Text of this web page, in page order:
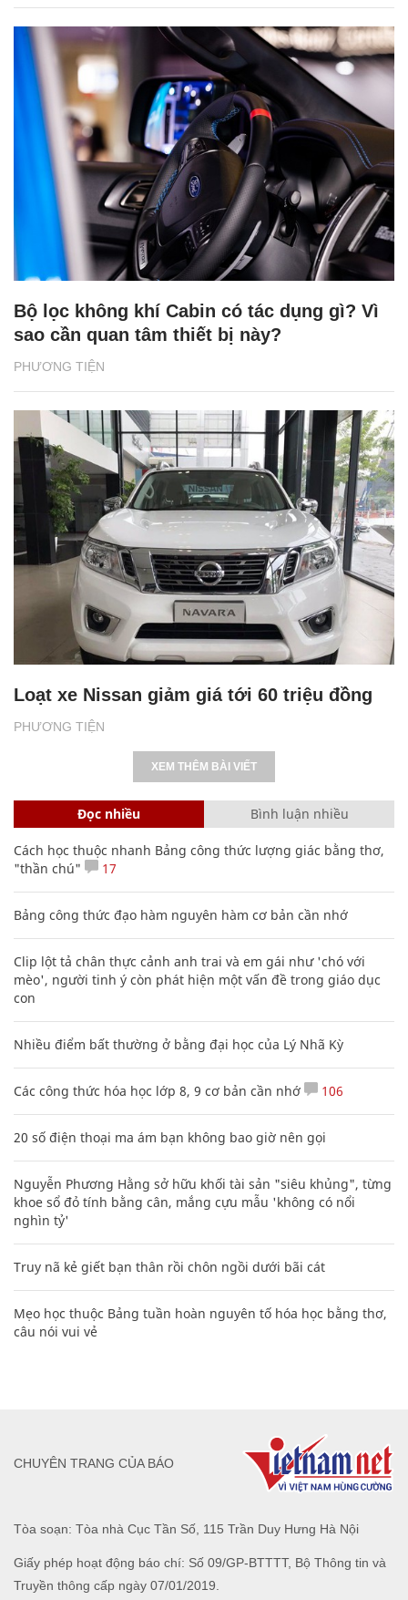
PHƯƠNG TIỆN
Bộ lọc không khí Cabin có tác dụng gì? Vì
sao cần quan tâm thiết bị này?
PHƯƠNG TIỆN
Loạt xe Nissan giảm giá tới 60 triệu đồng
XEM THÊM BÀI VIẾT
Đọc nhiều Bình luận nhiều
Cách học thuộc nhanh Bảng công thức lượng giác bằng thơ,
"thần chú"
17
Bảng công thức đạo hàm nguyên hàm cơ bản cần nhớ
Clip lột tả chân thực cảnh anh trai và em gái như 'chó với
mèo', người tinh ý còn phát hiện một vấn đề trong giáo dục
con
Nhiều điểm bất thường ở bằng đại học của Lý Nhã Kỳ
Các công thức hóa học lớp 8, 9 cơ bản cần nhớ 106
20 số điện thoại ma ám bạn không bao giờ nên gọi
Nguyễn Phương Hằng sở hữu khối tài sản "siêu khủng", từng
khoe sổ đỏ tính bằng cân, mắng cựu mẫu 'không có nổi
nghìn tỷ'
Truy nã kẻ giết bạn thân rồi chôn ngồi dưới bãi cát
Mẹo học thuộc Bảng tuần hoàn nguyên tố hóa học bằng thơ,
câu nói vui vẻ
Tòa soạn: Tòa nhà Cục Tần Số, 115 Trần Duy Hưng Hà Nội
Giấy phép hoạt động báo chí: Số 09/GP-BTTTT, Bộ Thông tin và
Truyền thông cấp ngày 07/01/2019.
CHUYÊN TRANG CỦA BÁO